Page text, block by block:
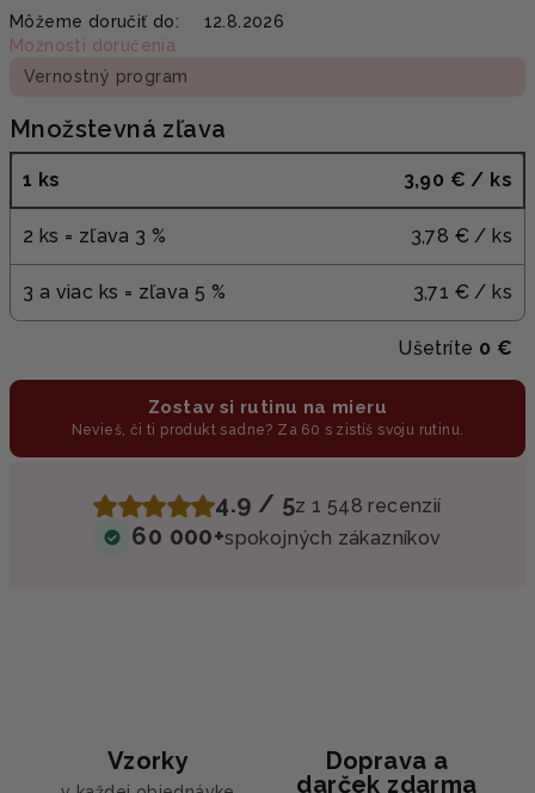
cena:
Môžeme doručiť do:
12.8.2026
Možnosti doručenia
Vernostný program
Množstevná zľava
1 ks 3,90 € / ks
2 ks = zľava 3 % 3,78 € / ks
3 a viac ks = zľava 5 % 3,71 € / ks
Ušetríte 0 €
Zostav si rutinu na mieru
Nevieš, či ti produkt sadne? Za 60 s zistíš svoju rutinu.
4.9 / 5z 1 548 recenzií
60 000+spokojných zákazníkov
Vzorky
Doprava a
darček zdarma